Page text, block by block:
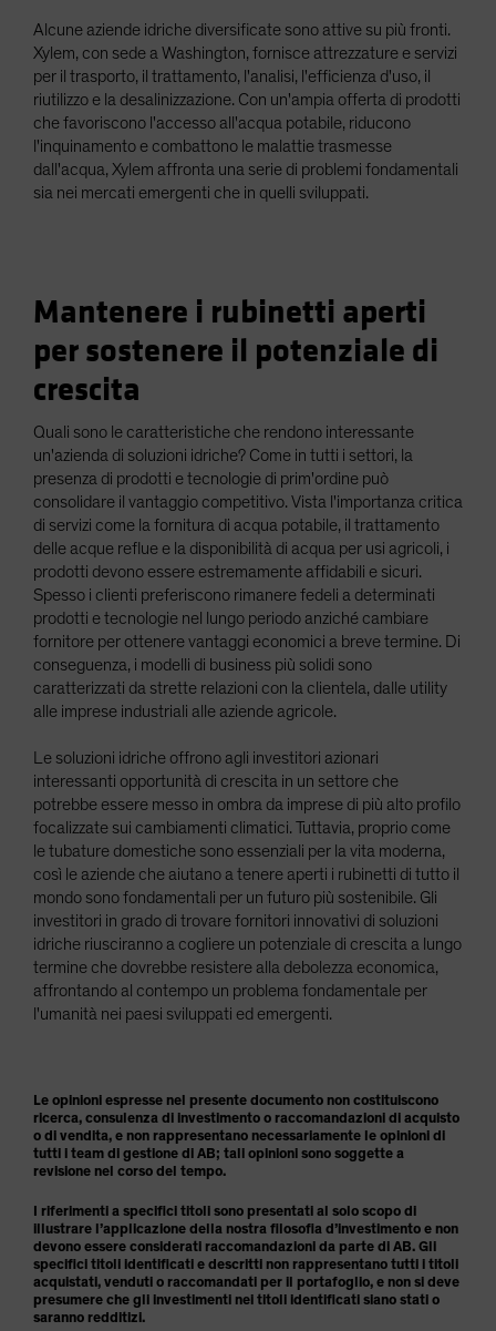
Alcune aziende idriche diversificate sono attive su più fronti.
Xylem, con sede a Washington, fornisce attrezzature e servizi
per il trasporto, il trattamento, l'analisi, l'efficienza d'uso, il
riutilizzo e la desalinizzazione. Con un'ampia offerta di prodotti
che favoriscono l'accesso all'acqua potabile, riducono
l'inquinamento e combattono le malattie trasmesse
dall'acqua, Xylem affronta una serie di problemi fondamentali
sia nei mercati emergenti che in quelli sviluppati.
Mantenere i rubinetti aperti
per sostenere il potenziale di
crescita
Quali sono le caratteristiche che rendono interessante
un'azienda di soluzioni idriche? Come in tutti i settori, la
presenza di prodotti e tecnologie di prim'ordine può
consolidare il vantaggio competitivo. Vista l'importanza critica
di servizi come la fornitura di acqua potabile, il trattamento
delle acque reflue e la disponibilità di acqua per usi agricoli, i
prodotti devono essere estremamente affidabili e sicuri.
Spesso i clienti preferiscono rimanere fedeli a determinati
prodotti e tecnologie nel lungo periodo anziché cambiare
fornitore per ottenere vantaggi economici a breve termine. Di
conseguenza, i modelli di business più solidi sono
caratterizzati da strette relazioni con la clientela, dalle utility
alle imprese industriali alle aziende agricole.
Le soluzioni idriche offrono agli investitori azionari
interessanti opportunità di crescita in un settore che
potrebbe essere messo in ombra da imprese di più alto profilo
focalizzate sui cambiamenti climatici. Tuttavia, proprio come
le tubature domestiche sono essenziali per la vita moderna,
così le aziende che aiutano a tenere aperti i rubinetti di tutto il
mondo sono fondamentali per un futuro più sostenibile. Gli
investitori in grado di trovare fornitori innovativi di soluzioni
idriche riusciranno a cogliere un potenziale di crescita a lungo
termine che dovrebbe resistere alla debolezza economica,
affrontando al contempo un problema fondamentale per
l'umanità nei paesi sviluppati ed emergenti.
Le opinioni espresse nel presente documento non costituiscono
ricerca, consulenza di investimento o raccomandazioni di acquisto
o di vendita, e non rappresentano necessariamente le opinioni di
tutti i team di gestione di AB; tali opinioni sono soggette a
revisione nel corso del tempo.
I riferimenti a specifici titoli sono presentati al solo scopo di
illustrare l’applicazione della nostra filosofia d’investimento e non
devono essere considerati raccomandazioni da parte di AB. Gli
specifici titoli identificati e descritti non rappresentano tutti i titoli
acquistati, venduti o raccomandati per il portafoglio, e non si deve
presumere che gli investimenti nei titoli identificati siano stati o
saranno redditizi.